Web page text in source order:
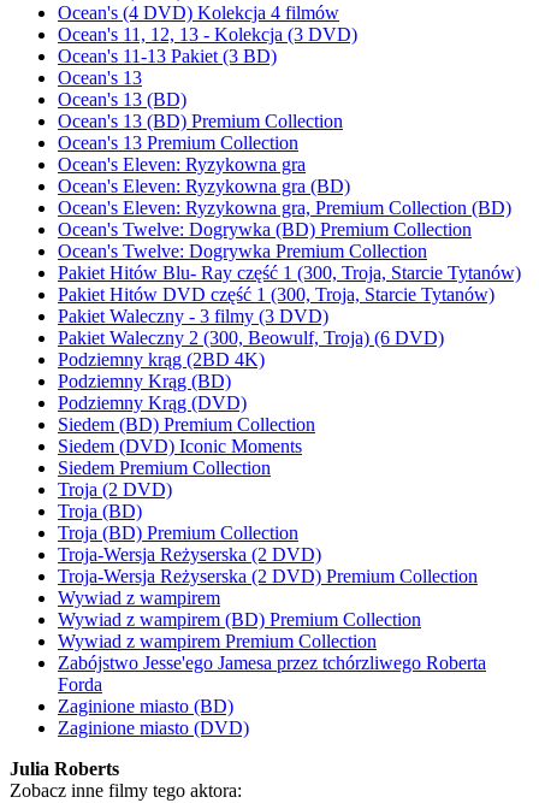
Ocean's (4 DVD) Kolekcja 4 filmów
Ocean's 11, 12, 13 - Kolekcja (3 DVD)
Ocean's 11-13 Pakiet (3 BD)
Ocean's 13
Ocean's 13 (BD)
Ocean's 13 (BD) Premium Collection
Ocean's 13 Premium Collection
Ocean's Eleven: Ryzykowna gra
Ocean's Eleven: Ryzykowna gra (BD)
Ocean's Eleven: Ryzykowna gra, Premium Collection (BD)
Ocean's Twelve: Dogrywka (BD) Premium Collection
Ocean's Twelve: Dogrywka Premium Collection
Pakiet Hitów Blu- Ray część 1 (300, Troja, Starcie Tytanów)
Pakiet Hitów DVD część 1 (300, Troja, Starcie Tytanów)
Pakiet Waleczny - 3 filmy (3 DVD)
Pakiet Waleczny 2 (300, Beowulf, Troja) (6 DVD)
Podziemny krąg (2BD 4K)
Podziemny Krąg (BD)
Podziemny Krąg (DVD)
Siedem (BD) Premium Collection
Siedem (DVD) Iconic Moments
Siedem Premium Collection
Troja (2 DVD)
Troja (BD)
Troja (BD) Premium Collection
Troja-Wersja Reżyserska (2 DVD)
Troja-Wersja Reżyserska (2 DVD) Premium Collection
Wywiad z wampirem
Wywiad z wampirem (BD) Premium Collection
Wywiad z wampirem Premium Collection
Zabójstwo Jesse'ego Jamesa przez tchórzliwego Roberta
Forda
Zaginione miasto (BD)
Zaginione miasto (DVD)
Julia Roberts
Zobacz inne filmy tego aktora: